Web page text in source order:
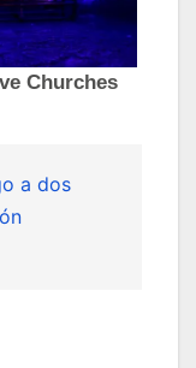
a dos